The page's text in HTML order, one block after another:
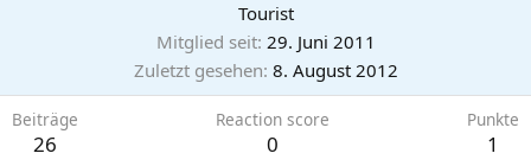
Tourist
Mitglied seit 29. Juni 2011
Zuletzt gesehen 8. August 2012
Beiträge
26
Reaction score
0
Punkte
1